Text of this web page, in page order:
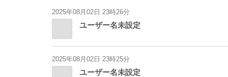
2025年08月02日 23時26分
ユーザー名未設定
2025年08月02日 23時25分
ユーザー名未設定